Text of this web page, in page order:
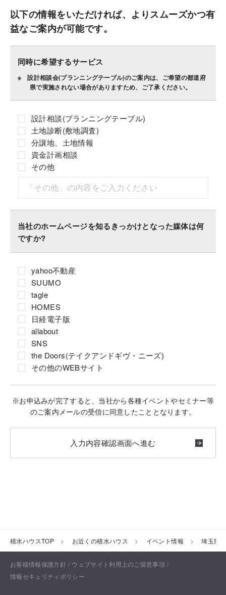
以下の情報をいただければ、よりスムーズかつ有
益なご案内が可能です。
同時に希望するサービス
設計相談会(プランニングテーブル)のご案内は、ご希望の都道府
県で実施されない場合がありますため、ご了承ください。
設計相談(プランニングテーブル)
土地診断(敷地調査)
分譲地、土地情報
資金計画相談
その他
当社のホームページを知るきっかけとなった媒体は何
ですか?
yahoo不動産
SUUMO
tagle
HOMES
日経電子版
allabout
SNS
the Doors(テイクアンドギヴ・ニーズ)
その他のWEBサイト
※お申込みが完了すると、当社から各種イベントやセミナー等
のご案内メールの受信に同意したこととなります。
積水ハウスTOP お近くの積水ハウス イベント情報 埼玉県
お客様情報保護方針
ウェブサイト利用上のご留意事項
情報セキュリティポリシー